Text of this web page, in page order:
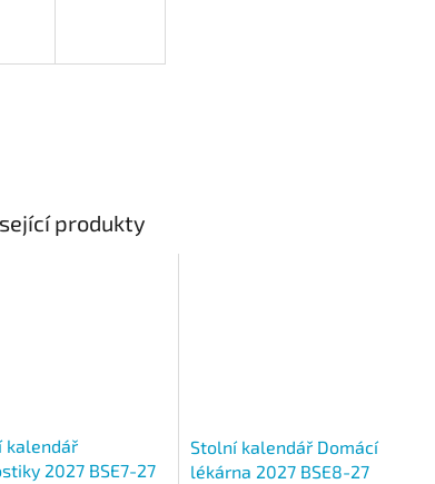
produkty
kalendář
2027 BSE7-27
Stolní kalendář Domácí
lékárna 2027 BSE8-27